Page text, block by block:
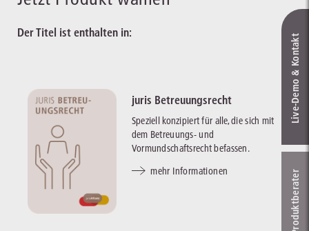
Der Titel ist enthalten in:
juris Betreuungsrecht
Speziell konzipiert für alle, die sich mit
dem Betreuungs- und
Vormundschaftsrecht befassen.
mehr Informationen
Live‑Demo & Kontakt